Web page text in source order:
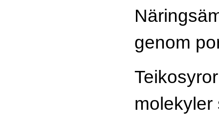
genom
molekyler